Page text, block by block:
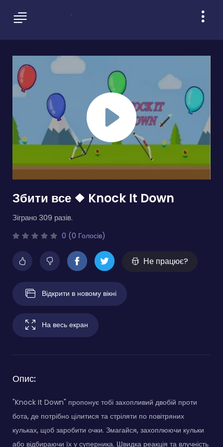
Збити все ❖ Knock It Down
Зіграно 309 разів.
0 (0 Голосів)
Не працює?
Відкрити в новому вікні
На весь екран
Опис:
"Knock It Down" пропонує тобі захопливий двобій проти
бота, де потрібно цілитися та стріляти по повітряних
кульках, щоб заробити очки. Змагайся, захоплюючи кульки
або відбираючи їх у суперника. Швидка реакція та влучність